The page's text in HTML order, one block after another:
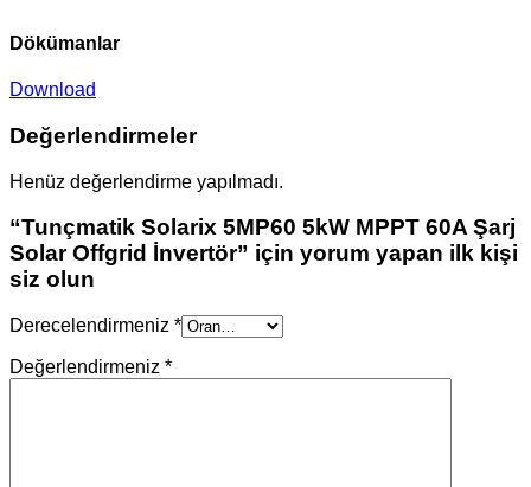
Dökümanlar
Download
Değerlendirmeler
Henüz değerlendirme yapılmadı.
“Tunçmatik Solarix 5MP60 5kW MPPT 60A Şarj
Solar Offgrid İnvertör” için yorum yapan ilk kişi
siz olun
Derecelendirmeniz *
Değerlendirmeniz *